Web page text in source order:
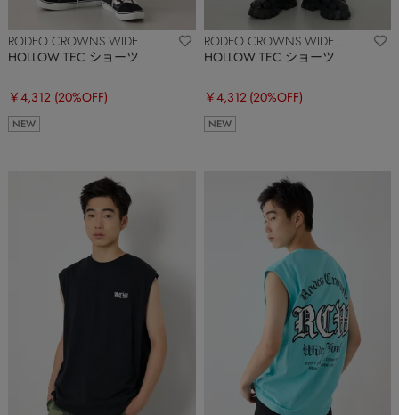
RODEO CROWNS WIDE
BOWL
HOLLOW TEC ショーツ
￥4,312 (20%OFF)
NEW
RODEO CROWNS WIDE
BOWL
HOLLOW TEC ショーツ
￥4,312 (20%OFF)
NEW